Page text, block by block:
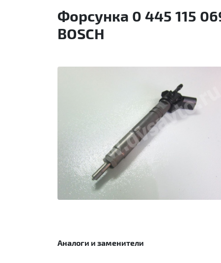
Форсунка 0 445 115
BOSCH
Аналоги и заменители